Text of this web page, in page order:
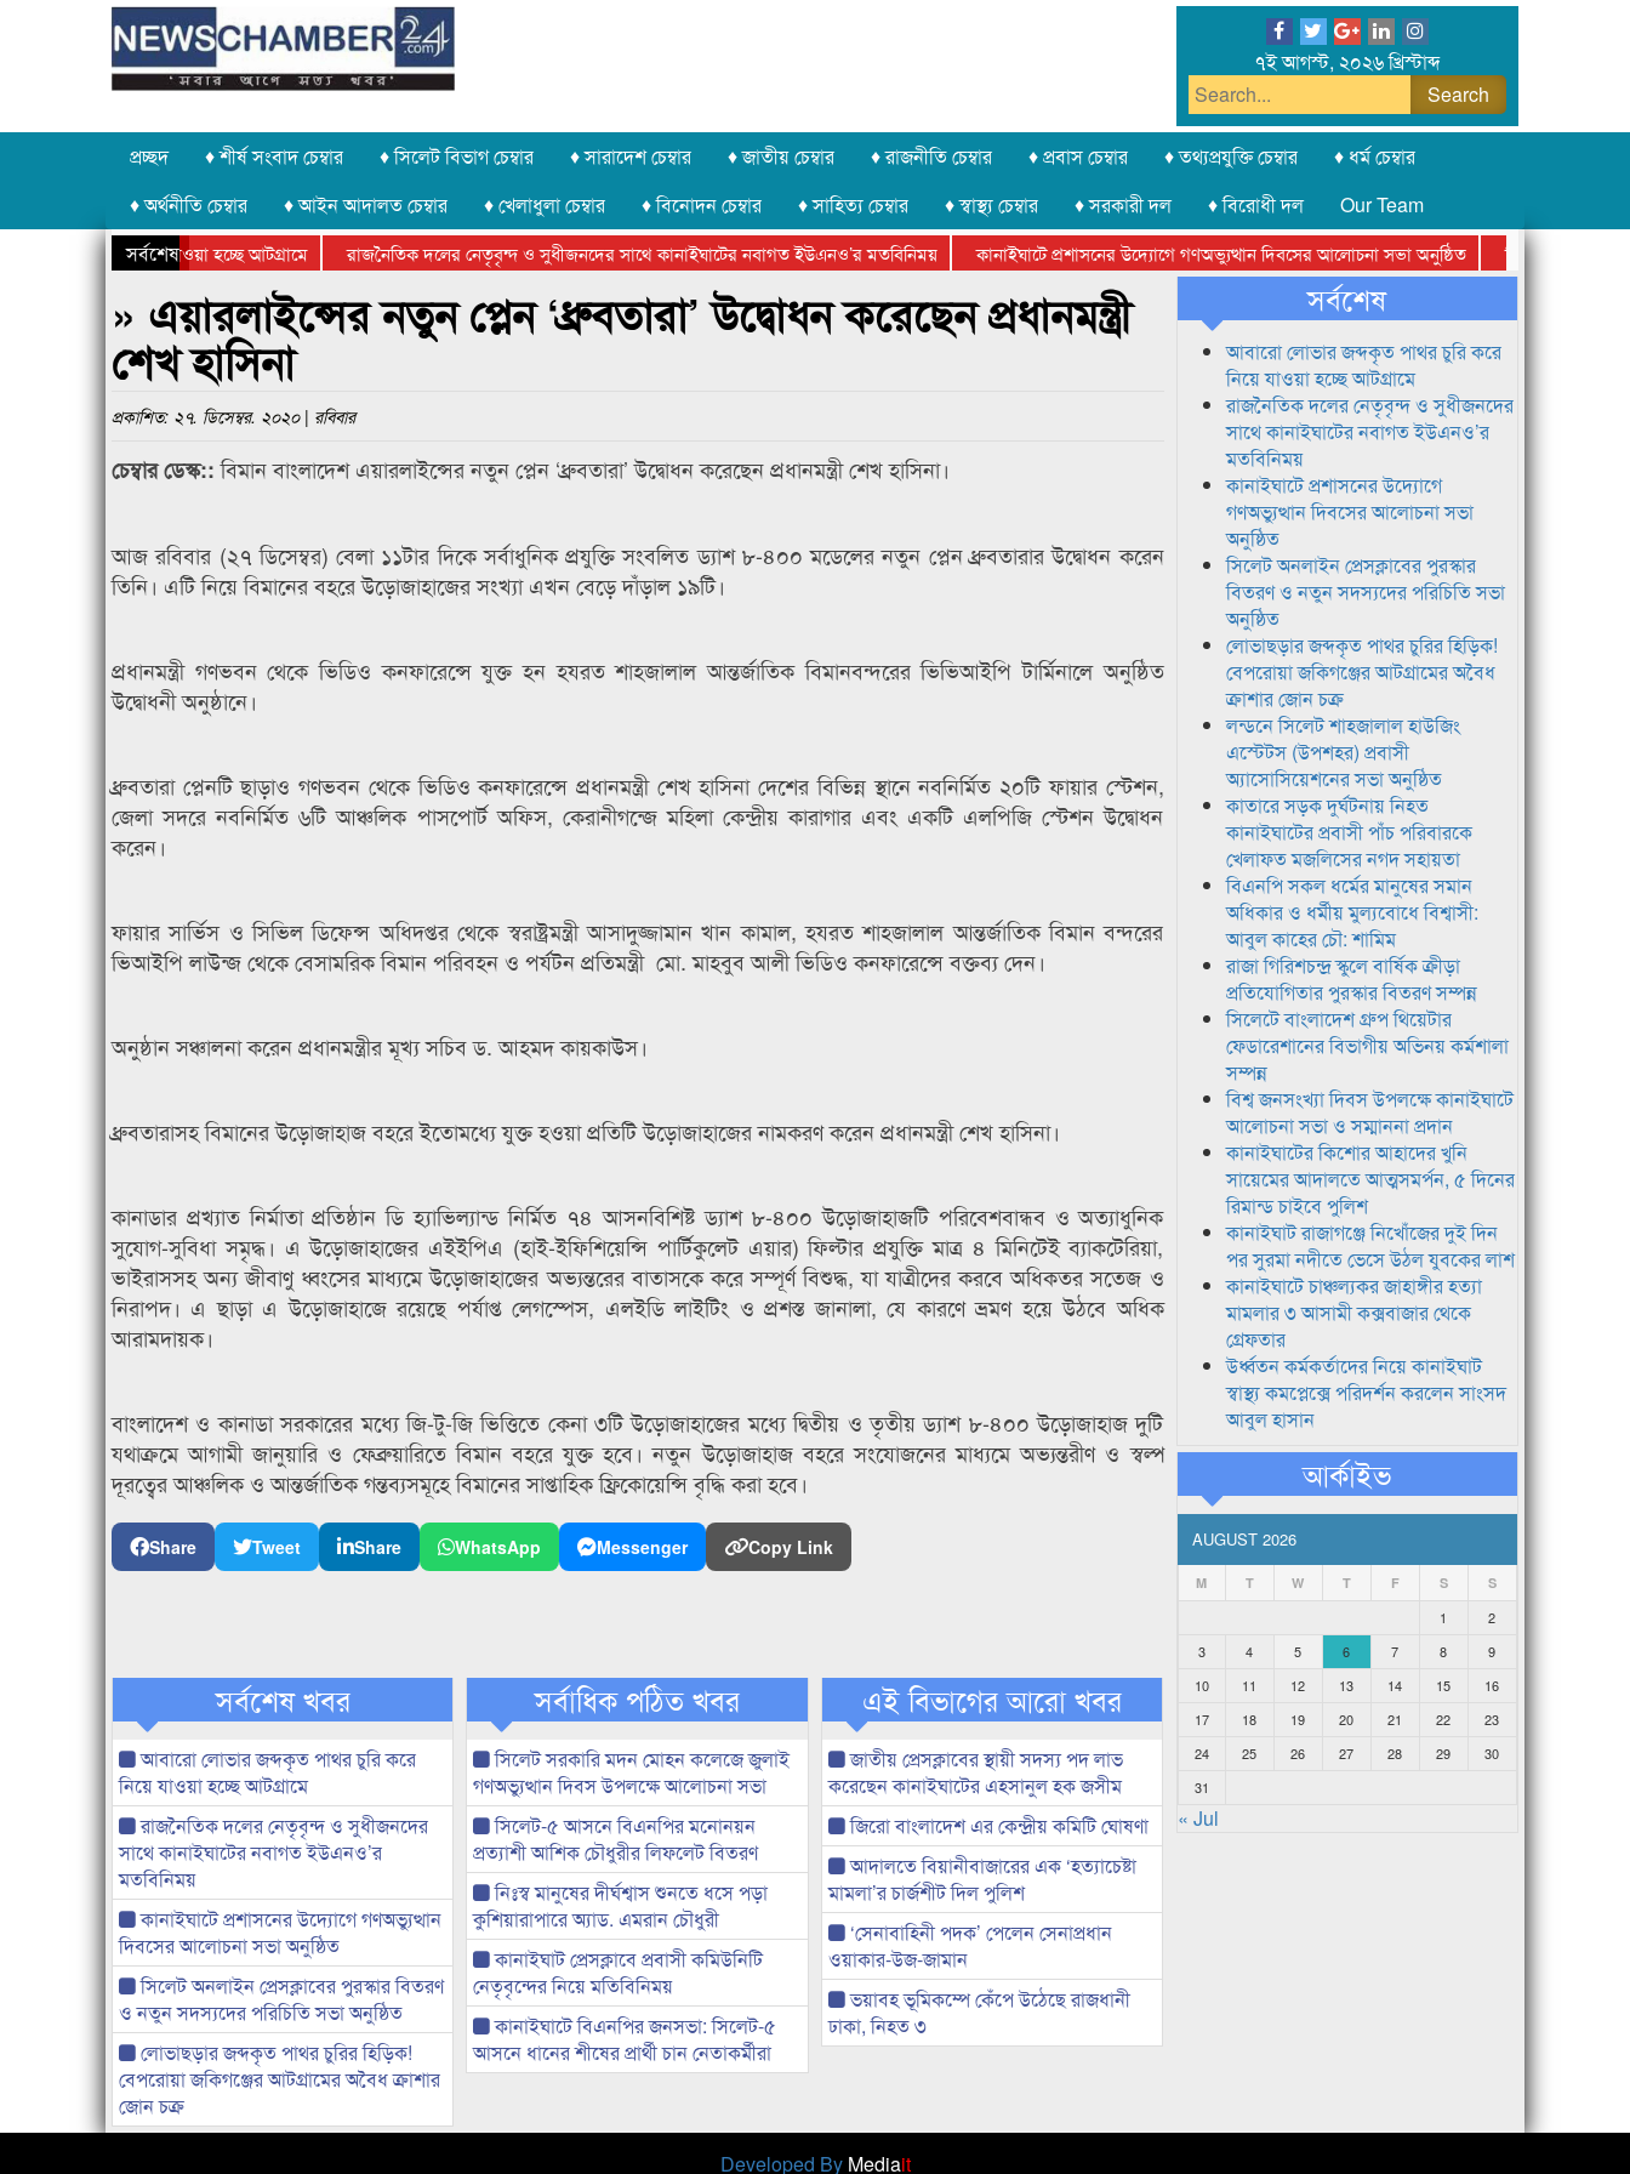
৭ই আগস্ট, ২০২৬ খ্রিস্টাব্দ
প্রচ্ছদ ♦ শীর্ষ সংবাদ চেম্বার ♦ সিলেট বিভাগ চেম্বার ♦ সারাদেশ চেম্বার ♦ জাতীয় চেম্বার ♦ রাজনীতি চেম্বার ♦ প্রবাস চেম্বার ♦ তথ্যপ্রযুক্তি চেম্বার
♦ ধর্ম চেম্বার
♦ অর্থনীতি চেম্বার
♦ আইন আদালত চেম্বার ♦ খেলাধুলা চেম্বার ♦ বিনোদন চেম্বার ♦ সাহিত্য চেম্বার ♦ স্বাস্থ্য চেম্বার ♦ সরকারী দল ♦ বিরোধী দল
Our Team
সর্বশেষ
চুরি করে নিয়ে যাওয়া হচ্ছে আটগ্রামে রাজনৈতিক দলের নেতৃবৃন্দ ও সুধীজনদের সাথে কানাইঘাটের নবাগত ইউএনও’র মতবিনিময় কানাইঘাটে প্রশাসনের উদ্যোগে গণঅভ্যুত্থান দিবসের আলোচনা সভা অনুষ্ঠিত
সিলেট অনলাইন
ক্রীড়া প্রতিযোগিতার পুরস্কার বিতরণ সম্পন্ন
সিলেটে বাংলাদেশ গ্রুপ থিয়েটার ফেডারেশানের বিভাগীয় অভিনয় কর্মশালা সম্পন্ন
» এয়ারলাইন্সের নতুন প্লেন ‘ধ্রুবতারা’ উদ্বোধন করেছেন প্রধানমন্ত্রী
শেখ হাসিনা
প্রকাশিত: ২৭. ডিসেম্বর. ২০২০ | রবিবার
চেম্বার ডেস্ক::বিমান বাংলাদেশ এয়ারলাইন্সের নতুন প্লেন ‘ধ্রুবতারা’ উদ্বোধন করেছেন প্রধানমন্ত্রী শেখ হাসিনা।
আজ রবিবার (২৭ ডিসেম্বর) বেলা ১১টার দিকে সর্বাধুনিক প্রযুক্তি সংবলিত ড্যাশ ৮-৪০০ মডেলের নতুন প্লেন ধ্রুবতারার উদ্বোধন করেন
তিনি। এটি নিয়ে বিমানের বহরে উড়োজাহাজের সংখ্যা এখন বেড়ে দাঁড়াল ১৯টি।
প্রধানমন্ত্রী গণভবন থেকে ভিডিও কনফারেন্সে যুক্ত হন হযরত শাহজালাল আন্তর্জাতিক বিমানবন্দরের ভিভিআইপি টার্মিনালে অনুষ্ঠিত
উদ্বোধনী অনুষ্ঠানে।
ধ্রুবতারা প্লেনটি ছাড়াও গণভবন থেকে ভিডিও কনফারেন্সে প্রধানমন্ত্রী শেখ হাসিনা দেশের বিভিন্ন স্থানে নবনির্মিত ২০টি ফায়ার স্টেশন,
জেলা সদরে নবনির্মিত ৬টি আঞ্চলিক পাসপোর্ট অফিস, কেরানীগন্জে মহিলা কেন্দ্রীয় কারাগার এবং একটি এলপিজি স্টেশন উদ্বোধন
করেন।
ফায়ার সার্ভিস ও সিভিল ডিফেন্স অধিদপ্তর থেকে স্বরাষ্ট্রমন্ত্রী আসাদুজ্জামান খান কামাল, হযরত শাহজালাল আন্তর্জাতিক বিমান বন্দরের
ভিআইপি লাউন্জ থেকে বেসামরিক বিমান পরিবহন ও পর্যটন প্রতিমন্ত্রী মো. মাহবুব আলী ভিডিও কনফারেন্সে বক্তব্য দেন।
অনুষ্ঠান সঞ্চালনা করেন প্রধানমন্ত্রীর মূখ্য সচিব ড. আহমদ কায়কাউস।
ধ্রুবতারাসহ বিমানের উড়োজাহাজ বহরে ইতোমধ্যে যুক্ত হওয়া প্রতিটি উড়োজাহাজের নামকরণ করেন প্রধানমন্ত্রী শেখ হাসিনা।
কানাডার প্রখ্যাত নির্মাতা প্রতিষ্ঠান ডি হ্যাভিল্যান্ড নির্মিত ৭৪ আসনবিশিষ্ট ড্যাশ ৮-৪০০ উড়োজাহাজটি পরিবেশবান্ধব ও অত্যাধুনিক
সুযোগ-সুবিধা সমৃদ্ধ। এ উড়োজাহাজের এইইপিএ (হাই-ইফিশিয়েন্সি পার্টিকুলেট এয়ার) ফিল্টার প্রযুক্তি মাত্র ৪ মিনিটেই ব্যাকটেরিয়া,
ভাইরাসসহ অন্য জীবাণু ধ্বংসের মাধ্যমে উড়োজাহাজের অভ্যন্তরের বাতাসকে করে সম্পূর্ণ বিশুদ্ধ, যা যাত্রীদের করবে অধিকতর সতেজ ও
নিরাপদ। এ ছাড়া এ উড়োজাহাজে রয়েছে পর্যাপ্ত লেগস্পেস, এলইডি লাইটিং ও প্রশস্ত জানালা, যে কারণে ভ্রমণ হয়ে উঠবে অধিক
আরামদায়ক।
বাংলাদেশ ও কানাডা সরকারের মধ্যে জি-টু-জি ভিত্তিতে কেনা ৩টি উড়োজাহাজের মধ্যে দ্বিতীয় ও তৃতীয় ড্যাশ ৮-৪০০ উড়োজাহাজ দুটি
যথাক্রমে আগামী জানুয়ারি ও ফেব্রুয়ারিতে বিমান বহরে যুক্ত হবে। নতুন উড়োজাহাজ বহরে সংযোজনের মাধ্যমে অভ্যন্তরীণ ও স্বল্প
দূরত্বের আঞ্চলিক ও আন্তর্জাতিক গন্তব্যসমূহে বিমানের সাপ্তাহিক ফ্রিকোয়েন্সি বৃদ্ধি করা হবে।
Share Tweet Share WhatsApp Messenger Copy Link
সর্বশেষ খবর
আবারো লোভার জব্দকৃত পাথর চুরি করে
নিয়ে যাওয়া হচ্ছে আটগ্রামে
রাজনৈতিক দলের নেতৃবৃন্দ ও সুধীজনদের
সাথে কানাইঘাটের নবাগত ইউএনও’র
মতবিনিময়
কানাইঘাটে প্রশাসনের উদ্যোগে গণঅভ্যুত্থান
দিবসের আলোচনা সভা অনুষ্ঠিত
সিলেট অনলাইন প্রেসক্লাবের পুরস্কার বিতরণ
ও নতুন সদস্যদের পরিচিতি সভা অনুষ্ঠিত
লোভাছড়ার জব্দকৃত পাথর চুরির হিড়িক!
বেপরোয়া জকিগঞ্জের আটগ্রামের অবৈধ ক্রাশার
জোন চক্র
সর্বাধিক পঠিত খবর
সিলেট সরকারি মদন মোহন কলেজে জুলাই
গণঅভ্যুত্থান দিবস উপলক্ষে আলোচনা সভা
সিলেট-৫ আসনে বিএনপির মনোনয়ন
প্রত্যাশী আশিক চৌধুরীর লিফলেট বিতরণ
নিঃস্ব মানুষের দীর্ঘশ্বাস শুনতে ধসে পড়া
কুশিয়ারাপারে অ্যাড. এমরান চৌধুরী
কানাইঘাট প্রেসক্লাবে প্রবাসী কমিউনিটি
নেতৃবৃন্দের নিয়ে মতিবিনিময়
কানাইঘাটে বিএনপির জনসভা: সিলেট-৫
আসনে ধানের শীষের প্রার্থী চান নেতাকর্মীরা
এই বিভাগের আরো খবর
জাতীয় প্রেসক্লাবের স্থায়ী সদস্য পদ লাভ
করেছেন কানাইঘাটের এহসানুল হক জসীম
জিরো বাংলাদেশ এর কেন্দ্রীয় কমিটি ঘোষণা
আদালতে বিয়ানীবাজারের এক ‘হত্যাচেষ্টা
মামলা’র চার্জশীট দিল পুলিশ
‘সেনাবাহিনী পদক’ পেলেন সেনাপ্রধান
ওয়াকার-উজ-জামান
ভয়াবহ ভূমিকম্পে কেঁপে উঠেছে রাজধানী
ঢাকা, নিহত ৩
সর্বশেষ
আবারো লোভার জব্দকৃত পাথর চুরি করে
নিয়ে যাওয়া হচ্ছে আটগ্রামে
রাজনৈতিক দলের নেতৃবৃন্দ ও সুধীজনদের
সাথে কানাইঘাটের নবাগত ইউএনও’র
মতবিনিময়
কানাইঘাটে প্রশাসনের উদ্যোগে
গণঅভ্যুত্থান দিবসের আলোচনা সভা
অনুষ্ঠিত
সিলেট অনলাইন প্রেসক্লাবের পুরস্কার
বিতরণ ও নতুন সদস্যদের পরিচিতি সভা
অনুষ্ঠিত
লোভাছড়ার জব্দকৃত পাথর চুরির হিড়িক!
বেপরোয়া জকিগঞ্জের আটগ্রামের অবৈধ
ক্রাশার জোন চক্র
লন্ডনে সিলেট শাহজালাল হাউজিং
এস্টেটস (উপশহর) প্রবাসী
অ্যাসোসিয়েশনের সভা অনুষ্ঠিত
কাতারে সড়ক দুর্ঘটনায় নিহত
কানাইঘাটের প্রবাসী পাঁচ পরিবারকে
খেলাফত মজলিসের নগদ সহায়তা
বিএনপি সকল ধর্মের মানুষের সমান
অধিকার ও ধর্মীয় মুল্যবোধে বিশ্বাসী:
আবুল কাহের চৌ: শামিম
রাজা গিরিশচন্দ্র স্কুলে বার্ষিক ক্রীড়া
প্রতিযোগিতার পুরস্কার বিতরণ সম্পন্ন
সিলেটে বাংলাদেশ গ্রুপ থিয়েটার
ফেডারেশানের বিভাগীয় অভিনয় কর্মশালা
সম্পন্ন
বিশ্ব জনসংখ্যা দিবস উপলক্ষে কানাইঘাটে
আলোচনা সভা ও সম্মাননা প্রদান
কানাইঘাটের কিশোর আহাদের খুনি
সায়েমের আদালতে আত্মসমর্পন, ৫ দিনের
রিমান্ড চাইবে পুলিশ
কানাইঘাট রাজাগঞ্জে নিখোঁজের দুই দিন
পর সুরমা নদীতে ভেসে উঠল যুবকের লাশ
কানাইঘাটে চাঞ্চল্যকর জাহাঙ্গীর হত্যা
মামলার ৩ আসামী কক্সবাজার থেকে
গ্রেফতার
উর্ধ্বতন কর্মকর্তাদের নিয়ে কানাইঘাট
স্বাস্থ্য কমপ্লেক্সে পরিদর্শন করলেন সাংসদ
আবুল হাসান
আর্কাইভ
AUGUST 2026
M T W T F S S
1
2
3
4 5 6 7 8
9
10
11 12 13 14 15
16
17
18 19 20 21 22
23
24
25 26 27 28 29
30
31
« Jul
Developed By Mediait